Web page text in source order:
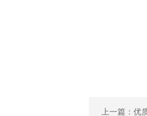
上一篇： 优